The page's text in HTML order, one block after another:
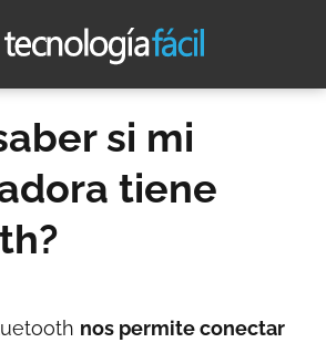
si mi
tiene
nos permite conectar